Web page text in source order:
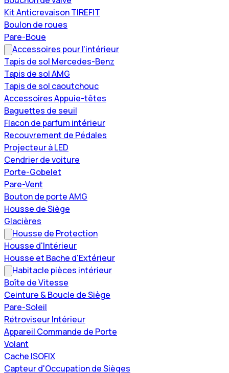
Kit Anticrevaison TIREFIT
Boulon de roues
Pare-Boue
Accessoires pour l'intérieur
Tapis de sol Mercedes-Benz
Tapis de sol AMG
Tapis de sol caoutchouc
Accessoires Appuie-têtes
Baguettes de seuil
Flacon de parfum intérieur
Recouvrement de Pédales
Projecteur à LED
Cendrier de voiture
Porte-Gobelet
Pare-Vent
Bouton de porte AMG
Housse de Siège
Glacières
Housse de Protection
Housse d'Intérieur
Housse et Bache d'Extérieur
Habitacle pièces intérieur
Boîte de Vitesse
Ceinture & Boucle de Siège
Pare-Soleil
Rétroviseur Intérieur
Appareil Commande de Porte
Volant
Cache ISOFIX
Capteur d'Occupation de Sièges